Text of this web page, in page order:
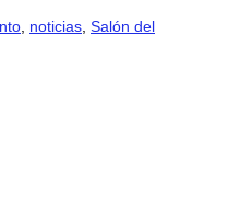
noticias Salón del